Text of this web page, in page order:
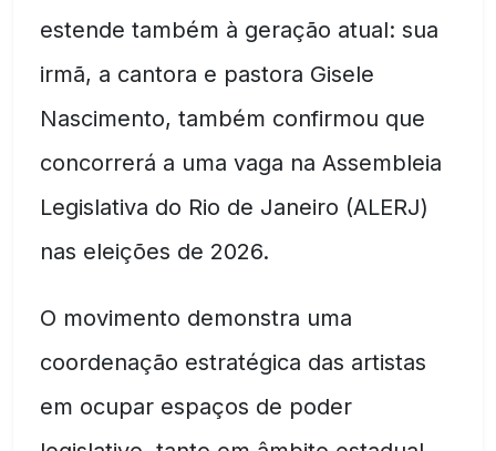
estende também à geração atual: sua
irmã, a cantora e pastora Gisele
Nascimento, também confirmou que
concorrerá a uma vaga na Assembleia
Legislativa do Rio de Janeiro (ALERJ)
nas eleições de 2026.
O movimento demonstra uma
coordenação estratégica das artistas
em ocupar espaços de poder